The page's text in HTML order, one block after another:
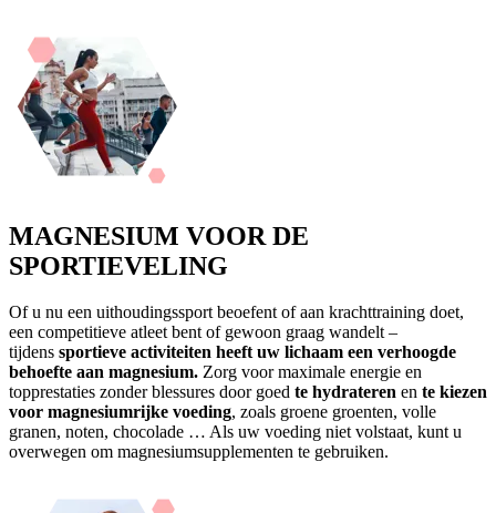
MAGNESIUM VOOR DE
SPORTIEVELING
Of u nu een uithoudingssport beoefent of aan krachttraining doet,
een competitieve atleet bent of gewoon graag wandelt –
tijdens sportieve activiteiten heeft uw lichaam een verhoogde
behoefte aan magnesium. Zorg voor maximale energie en
topprestaties zonder blessures door goed te hydrateren en te kiezen
voor magnesiumrijke voeding, zoals groene groenten, volle
granen, noten, chocolade … Als uw voeding niet volstaat, kunt u
overwegen om magnesiumsupplementen te gebruiken.